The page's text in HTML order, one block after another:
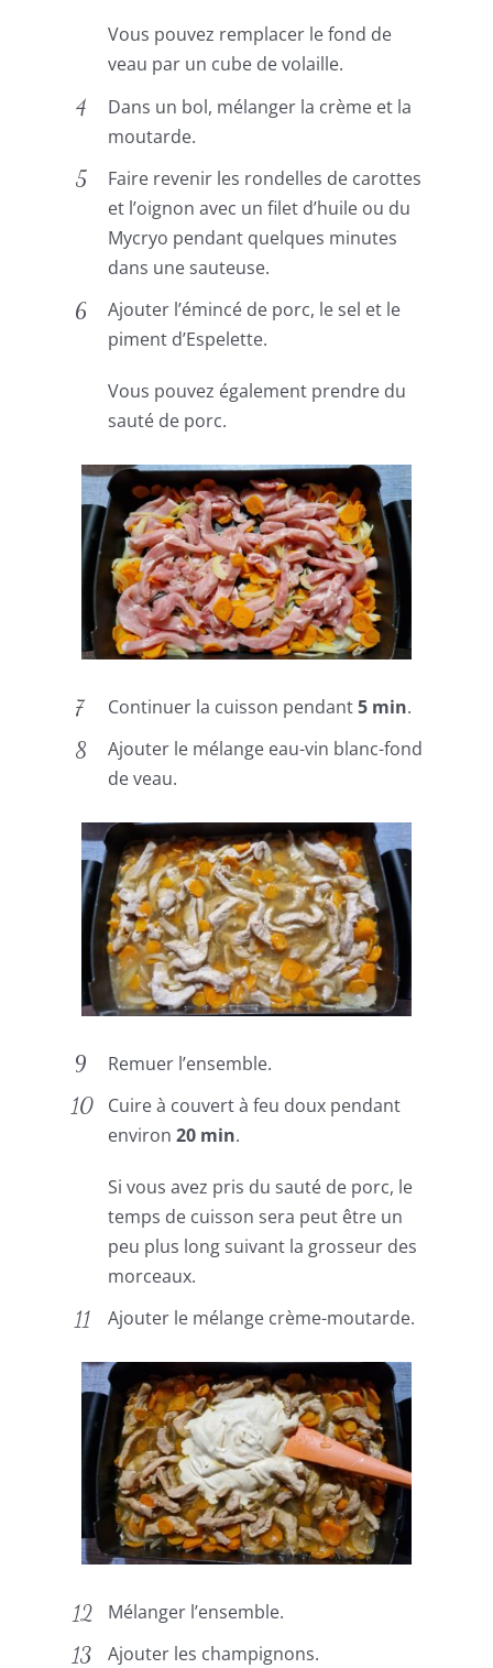
Vous pouvez remplacer le fond de
veau par un cube de volaille.
Dans un bol, mélanger la crème et la
moutarde.
Faire revenir les rondelles de carottes
et l’oignon avec un filet d’huile ou du
Mycryo pendant quelques minutes
dans une sauteuse.
Ajouter l’émincé de porc, le sel et le
piment d’Espelette.
Vous pouvez également prendre du
sauté de porc.
Continuer la cuisson pendant5 min.
Ajouter le mélange eau-vin blanc-fond
de veau.
Remuer l’ensemble.
Cuire à couvert à feu doux pendant
environ20 min.
Si vous avez pris du sauté de porc, le
temps de cuisson sera peut être un
peu plus long suivant la grosseur des
morceaux.
Ajouter le mélange crème-moutarde.
Mélanger l’ensemble.
Ajouter les champignons.